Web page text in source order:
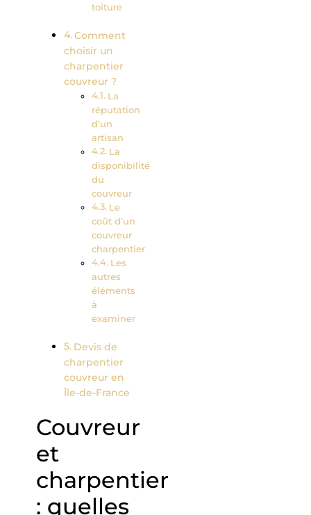
toiture
Comment
choisir un
charpentier
couvreur ?
La
réputation
d’un
artisan
La
disponibilité
du
couvreur
Le
coût d’un
couvreur
charpentier
Les
autres
éléments
à
examiner
Devis de
charpentier
couvreur en
Île-de-France
Couvreur
et
charpentier
: quelles